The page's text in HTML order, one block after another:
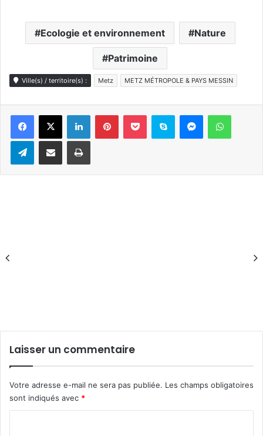
Ecologie et environnement Nature
Patrimoine
Ville(s) / territoire(s) : Metz METZ MÉTROPOLE & PAYS MESSIN
LinkedinPinterestPocket Skype Messenger
TelegramPartager par e-mail Imprimer
Laisser un commentaire
Votre adresse e-mail ne sera pas publiée. Les champs obligatoires
sont indiqués avec *